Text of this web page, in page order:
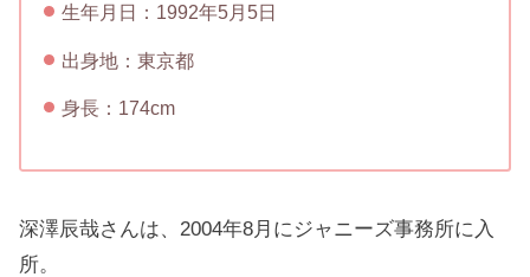
生年月日：1992年5月5日
出身地：東京都
身長：174cm
深澤辰哉さんは、2004年8月にジャニーズ事務所に入
所。